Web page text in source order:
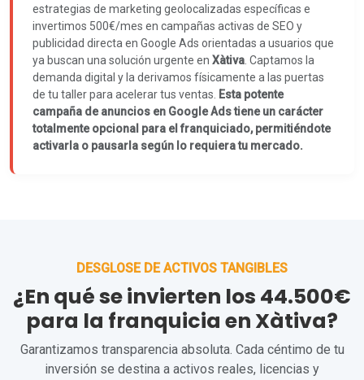
estrategias de marketing geolocalizadas específicas e
invertimos 500€/mes en campañas activas de SEO y
publicidad directa en Google Ads orientadas a usuarios que
ya buscan una solución urgente en Xàtiva . Captamos la
demanda digital y la derivamos físicamente a las puertas
de tu taller para acelerar tus ventas.
Esta potente
campaña de anuncios en Google Ads tiene un carácter
totalmente opcional para el franquiciado, permitiéndote
activarla o pausarla según lo requiera tu mercado.
DESGLOSE DE ACTIVOS TANGIBLES
¿En qué se invierten los 44.500€
para la franquicia en Xàtiva?
Garantizamos transparencia absoluta. Cada céntimo de tu
inversión se destina a activos reales, licencias y